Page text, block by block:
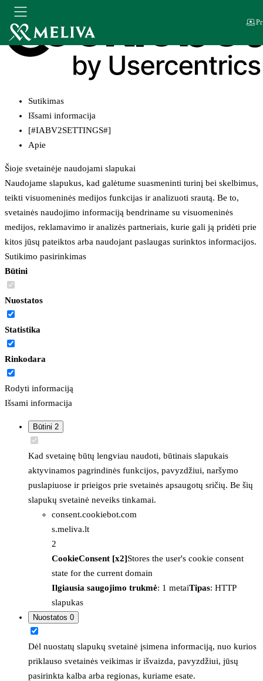
Sutikimas
Išsami informacija
[#IABV2SETTINGS#]
Apie
Šioje svetainėje naudojami slapukai
Naudojame slapukus, kad galėtume suasmeninti turinį bei skelbimus,
teikti visuomeninės medijos funkcijas ir analizuoti srautą. Be to,
svetainės naudojimo informaciją bendriname su visuomeninės
medijos, reklamavimo ir analizės partneriais, kurie gali ją pridėti prie
kitos jūsų pateiktos arba naudojant paslaugas surinktos informacijos.
Sutikimo pasirinkimas
Būtini
Nuostatos
Statistika
Rinkodara
Rodyti informaciją
Išsami informacija
Būtini 2
Kad svetainę būtų lengviau naudoti, būtinais slapukais
aktyvinamos pagrindinės funkcijos, pavyzdžiui, naršymo
puslapiuose ir prieigos prie svetainės apsaugotų sričių. Be šių
slapukų svetainė neveiks tinkamai.
consent.cookiebot.com
s.meliva.lt
2
CookieConsent [x2]Stores the user's cookie consent
state for the current domain
Ilgiausia saugojimo trukmė: 1 metaiTipas: HTTP
slapukas
Nuostatos 0
Dėl nuostatų slapukų svetainė įsimena informaciją, nuo kurios
priklauso svetainės veikimas ir išvaizda, pavyzdžiui, jūsų
pasirinkta kalba arba regionas, kuriame esate.